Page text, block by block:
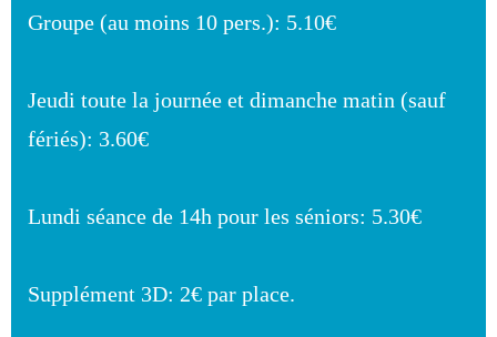
Groupe (au moins 10 pers.): 5.10€
Jeudi toute la journée et dimanche matin (sauf
fériés): 3.60€
Lundi séance de 14h pour les séniors: 5.30€
Supplément 3D: 2€ par place.